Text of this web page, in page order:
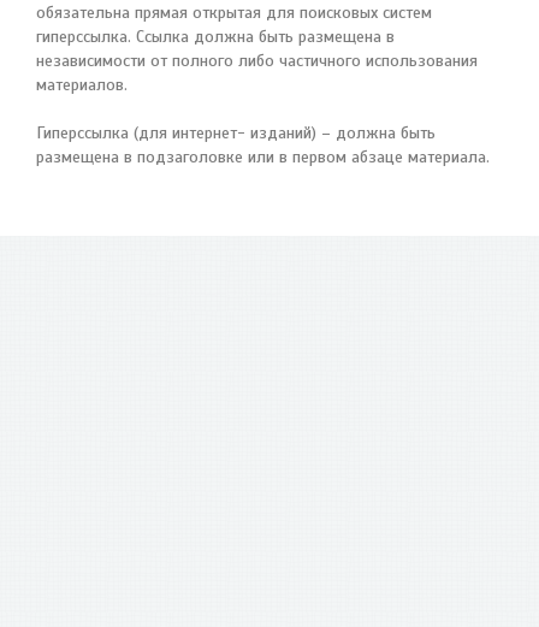
обязательна прямая открытая для поисковых систем
гиперссылка. Ссылка должна быть размещена в
независимости от полного либо частичного использования
материалов.
Гиперссылка (для интернет- изданий) – должна быть
размещена в подзаголовке или в первом абзаце материала.